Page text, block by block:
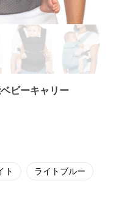
ビーキャリー
ト ライトブルー